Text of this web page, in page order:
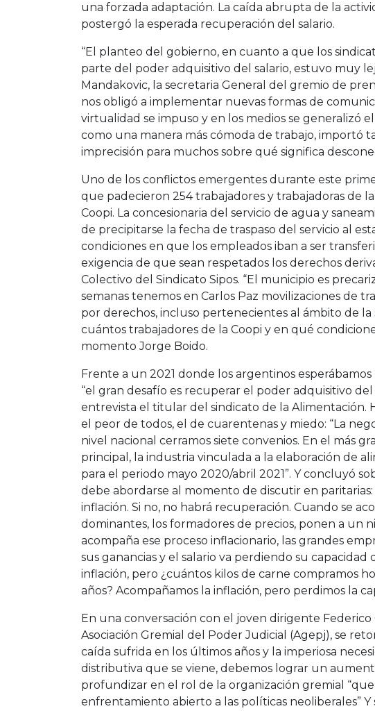
una forzada adaptación. La caída abrupta de la
postergó la esperada recuperación del salario.
“El planteo del gobierno, en cuanto a que los
parte del poder adquisitivo del salario, estuvo muy
Mandakovic, la secretaria General del gremio de
nos obligó a implementar nuevas formas de
virtualidad se impuso y en los medios se generalizó
como una manera más cómoda de trabajo, importó
imprecisión para muchos sobre qué significa
Uno de los conflictos emergentes durante este
que padecieron 254 trabajadores y trabajadoras de
Coopi. La concesionaria del servicio de agua y
de precipitarse la fecha de traspaso del servicio al
condiciones en que los empleados iban a ser
exigencia de que sean respetados los derechos
Colectivo del Sindicato Sipos. “El municipio es
semanas tenemos en Carlos Paz movilizaciones de
por derechos, incluso pertenecientes al ámbito de
cuántos trabajadores de la Coopi y en qué
momento Jorge Boido.
Frente a un 2021 donde los argentinos
“el gran desafío es recuperar el poder adquisitivo
entrevista el titular del sindicato de la Alimentación.
el peor de todos, el de cuarentenas y miedo: “La
nivel nacional cerramos siete convenios. En el más
principal, la industria vinculada a la elaboración de
para el periodo mayo 2020/abril 2021”. Y concluyó
debe abordarse al momento de discutir en paritarias:
inflación. Si no, no habrá recuperación. Cuando se
dominantes, los formadores de precios, ponen a un
acompaña ese proceso inflacionario, las grandes
sus ganancias y el salario va perdiendo su
inflación, pero ¿cuántos kilos de carne compramos
años? Acompañamos la inflación, pero perdimos la
En una conversación con el joven dirigente
Asociación Gremial del Poder Judicial (Agepj), se
caída sufrida en los últimos años y la imperiosa
distributiva que se viene, debemos lograr un
profundizar en el rol de la organización gremial
enfrentamiento abierto a las políticas neoliberales”